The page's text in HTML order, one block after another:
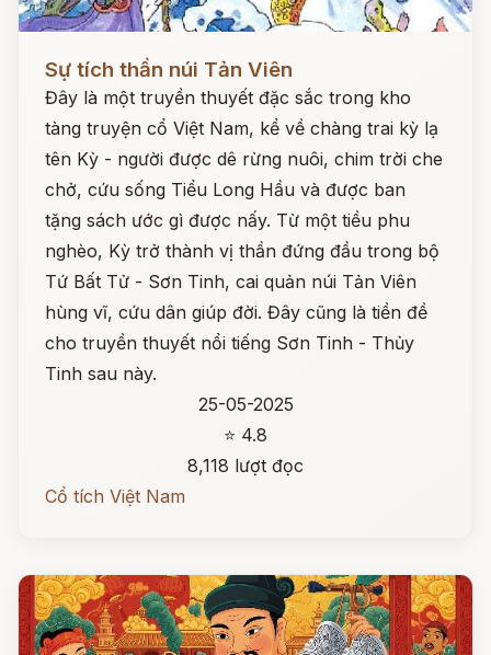
Sự tích thần núi Tản Viên
Đây là một truyền thuyết đặc sắc trong kho
tàng truyện cổ Việt Nam, kể về chàng trai kỳ lạ
tên Kỳ - người được dê rừng nuôi, chim trời che
chở, cứu sống Tiểu Long Hầu và được ban
tặng sách ước gì được nấy. Từ một tiều phu
nghèo, Kỳ trở thành vị thần đứng đầu trong bộ
Tứ Bất Tử - Sơn Tinh, cai quản núi Tản Viên
hùng vĩ, cứu dân giúp đời. Đây cũng là tiền đề
cho truyền thuyết nổi tiếng Sơn Tinh - Thủy
Tinh sau này.
25-05-2025
⭐ 4.8
8,118 lượt đọc
Cổ tích Việt Nam